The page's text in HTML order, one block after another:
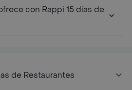
con Rappi 15 días de
de Restaurantes